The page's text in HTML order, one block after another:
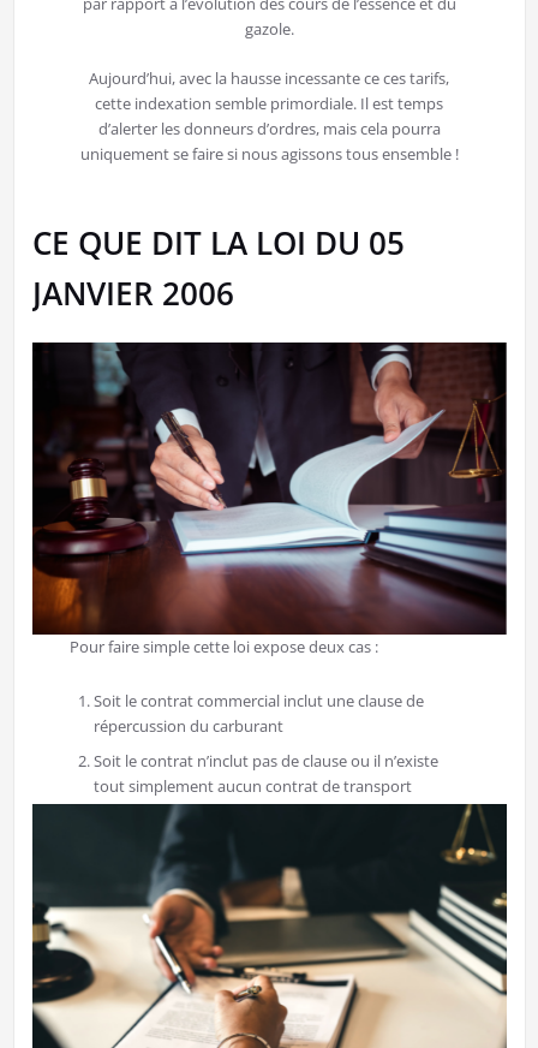
gazole.
Aujourd’hui, avec la hausse incessante ce ces tarifs,
cette indexation semble primordiale. Il est temps
d’alerter les donneurs d’ordres, mais cela pourra
uniquement se faire si nous agissons tous ensemble !
CE QUE DIT LA LOI DU 05
JANVIER 2006
Pour faire simple cette loi expose deux cas :
Soit le contrat commercial inclut une clause de
répercussion du carburant
Soit le contrat n’inclut pas de clause ou il n’existe
tout simplement aucun contrat de transport